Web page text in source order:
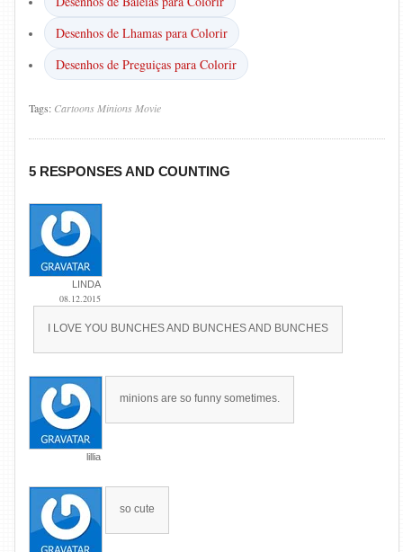
Desenhos de Lhamas para Colorir
Desenhos de Preguiças para Colorir
Tags: Cartoons Minions Movie
5 RESPONSES AND COUNTING
LINDA
08.12.2015
I LOVE YOU BUNCHES AND BUNCHES AND BUNCHES
lillia
minions are so funny sometimes.
so cute